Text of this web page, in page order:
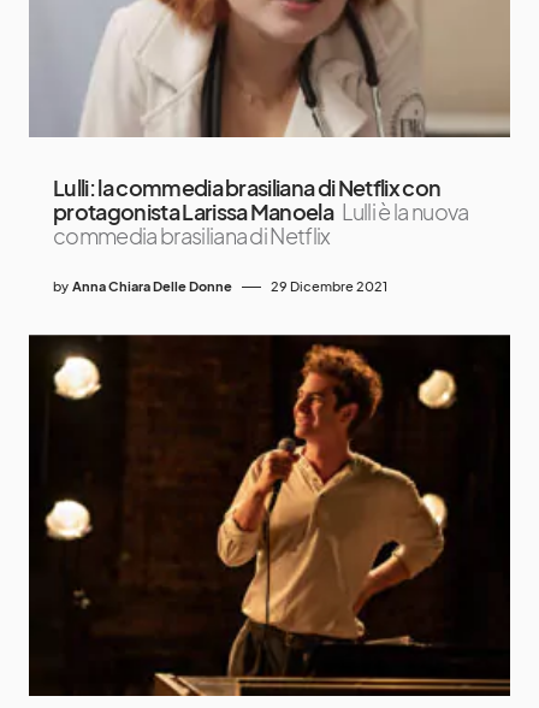
Lulli: la commedia brasiliana di Netflix con
protagonista Larissa Manoela Lulli è la nuova
commedia brasiliana di Netflix
by Anna Chiara Delle Donne 29 Dicembre 2021